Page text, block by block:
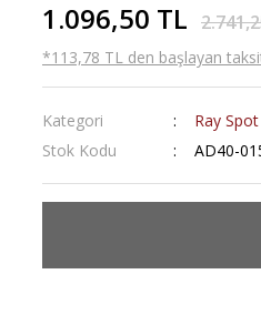
1.096,50 TL
*113,78 TL den başlayan
Kategori
Ray Spot
Stok Kodu
AD40-